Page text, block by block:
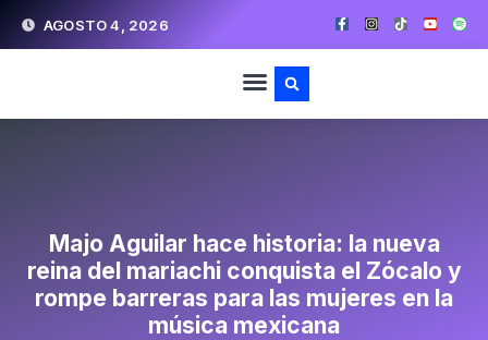
AGOSTO 4, 2026
Majo Aguilar hace historia: la nueva
reina del mariachi conquista el Zócalo y
rompe barreras para las mujeres en la
música mexicana